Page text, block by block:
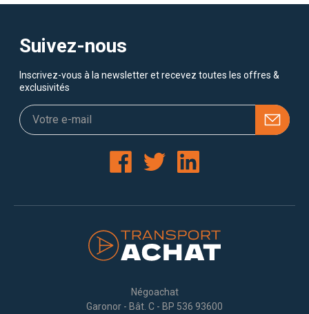
Suivez-nous
Inscrivez-vous à la newsletter et recevez toutes les offres &
exclusivités
Négoachat
Garonor - Bât. C - BP 536 93600